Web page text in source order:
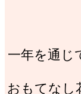
一年を通じ
おもてなし